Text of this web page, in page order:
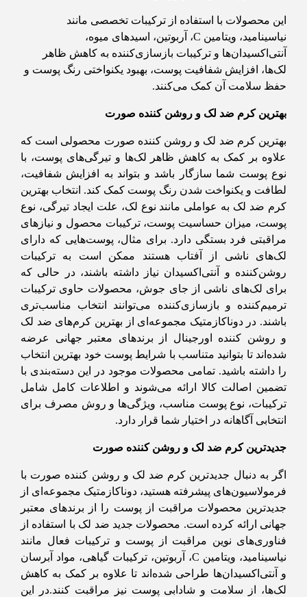
این محصولات با استفاده از ترکیبات تخصصی مانند
نیاسینامید، ویتامین C، آربوتین، اسیدهای میوه،
آنتی‌اکسیدان‌ها و ترکیبات بازسازی‌کننده به کاهش ظاهر
لک‌ها، افزایش شفافیت پوست، بهبود یکنواختی رنگ پوست و
حفظ سلامت آن کمک می‌کنند.
بهترین کرم ضد لک و روشن کننده صورت
بهترین کرم ضد لک و روشن کننده صورت محصولی است که
علاوه بر کمک به کاهش ظاهر لک‌ها و تیرگی‌های پوست، با
نوع پوست شما سازگار باشد و بتواند به افزایش شفافیت،
لطافت و یکنواخت شدن رنگ پوست کمک کند. انتخاب بهترین
کرم ضد لک به عواملی مانند نوع لک، علت ایجاد تیرگی، نوع
پوست، میزان حساسیت پوست، ترکیبات محصول و نیازهای
مراقبتی فرد بستگی دارد. برای مثال، پوست‌هایی که دارای
لک‌های ناشی از آفتاب هستند ممکن است به ترکیبات
روشن‌کننده و آنتی‌اکسیدان نیاز داشته باشند، در حالی که
برای لک‌های ناشی از جای جوش، محصولات حاوی ترکیبات
ترمیم‌کننده و بازسازی‌کننده می‌توانند انتخاب مناسب‌تری
باشند. در دوناکازمتیک مجموعه‌ای از بهترین کرم‌های ضد لک
و روشن کننده اورجینال از برندهای معتبر جهانی عرضه
شده‌اند تا بتوانید متناسب با شرایط پوست خود بهترین انتخاب
را داشته باشید. تمامی محصولات موجود در این دسته‌بندی با
تضمین اصالت کالا ارائه می‌شوند و اطلاعات کامل شامل
ترکیبات، نوع پوست مناسب، ویژگی‌ها و روش مصرف برای
انتخابی آگاهانه در اختیار شما قرار دارد.
جدیدترین کرم ضد لک و روشن کننده صورت
اگر به دنبال جدیدترین کرم ضد لک و روشن کننده صورت با
فرمولاسیون‌های پیشرفته هستید، دوناکازمتیک مجموعه‌ای از
جدیدترین محصولات مراقبت از پوست را از برندهای معتبر
جهانی ارائه کرده است. محصولات جدید ضد لک با استفاده از
فناوری‌های نوین مراقبت از پوست و ترکیبات فعال مانند
نیاسینامید، ویتامین C، آربوتین، ترکیبات گیاهی، مواد آبرسان
و آنتی‌اکسیدان‌ها طراحی شده‌اند تا علاوه بر کمک به کاهش
لک‌ها، از سلامت و شادابی پوست نیز مراقبت کنند.در این